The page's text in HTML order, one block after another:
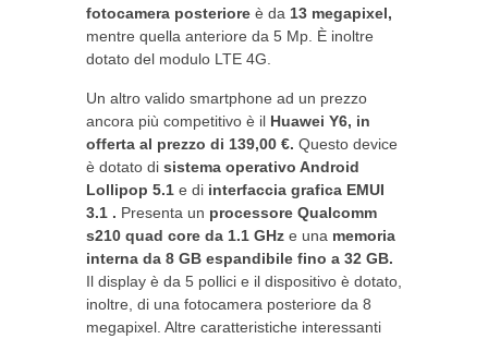
fotocamera posteriore è da 13 megapixel,
mentre quella anteriore da 5 Mp. È inoltre
dotato del modulo LTE 4G.
Un altro valido smartphone ad un prezzo
ancora più competitivo è il Huawei Y6, in
offerta al prezzo di 139,00 €. Questo device
è dotato di sistema operativo Android
Lollipop 5.1 e di interfaccia grafica EMUI
3.1 . Presenta un processore Qualcomm
s210 quad core da 1.1 GHz e una memoria
interna da 8 GB espandibile fino a 32 GB.
Il display è da 5 pollici e il dispositivo è dotato,
inoltre, di una fotocamera posteriore da 8
megapixel. Altre caratteristiche interessanti